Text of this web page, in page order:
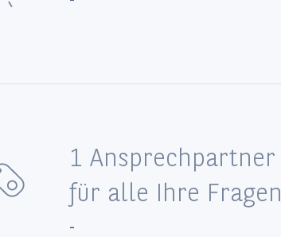
1 Ansprechpartner
für alle Ihre Fragen
-